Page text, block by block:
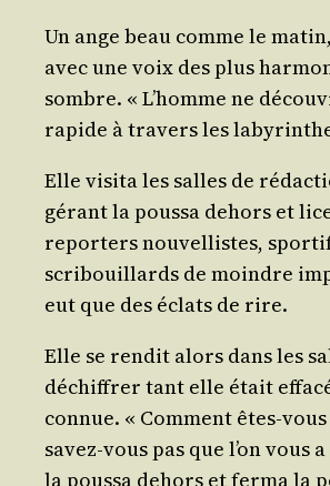
Un ange beau comme le
avec une voix des plus
sombre. « L’homme ne
rapide à tra­vers les
Elle visi­ta les salles de
gérant la pous­sa dehors et
repor­ters nou­vel­listes,
scri­bouillards de moindre
eut que des éclats de rire.
Elle se ren­dit alors dans les
déchif­frer tant elle était
connue. « Com­ment êtes-
savez-vous pas que l’on
la pous­sa dehors et fer­ma la